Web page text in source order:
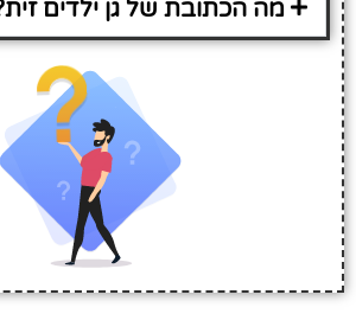
מה הכתובת של גן ילדים זית?